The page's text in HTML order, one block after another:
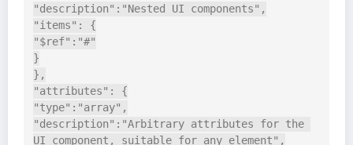
"description":"Nested UI components",
"items": {
"$ref":"#"
}
},
"attributes": {
"type":"array",
"description":"Arbitrary attributes for the
UI component, suitable for any element",